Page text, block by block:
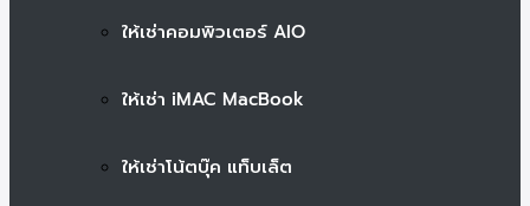
ให้เช่าคอมพิวเตอร์ AIO
ให้เช่า iMAC MacBook
ให้เช่าโน้ตบุ๊ค แท็บเล็ต